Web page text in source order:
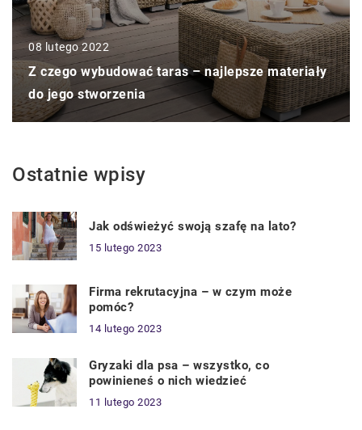
08 lutego 2022
Z czego wybudować taras – najlepsze materiały
do jego stworzenia
Ostatnie wpisy
Jak odświeżyć swoją szafę na lato?
15 lutego 2023
Firma rekrutacyjna – w czym może
pomóc?
14 lutego 2023
Gryzaki dla psa – wszystko, co
powinieneś o nich wiedzieć
11 lutego 2023